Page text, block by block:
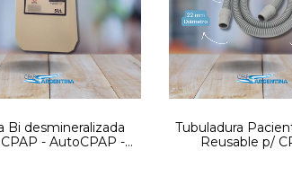
Bi desmineralizada
- AutoCPAP -
Tubuladura
Reusable p/